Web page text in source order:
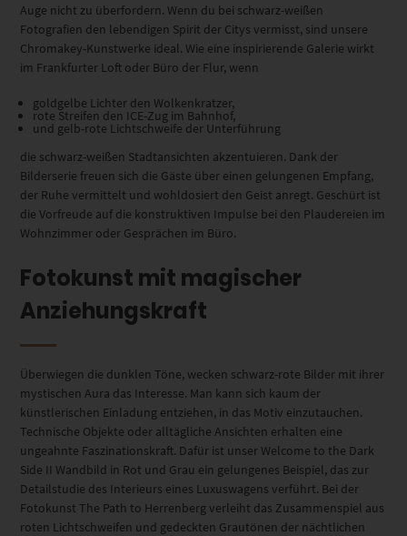
Auge nicht zu überfordern. Wenn du bei schwarz-weißen
Fotografien den lebendigen Spirit der Citys vermisst, sind unsere
Chromakey-Kunstwerke ideal. Wie eine inspirierende Galerie wirkt
im Frankfurter Loft oder Büro der Flur, wenn
goldgelbe Lichter den Wolkenkratzer,
rote Streifen den ICE-Zug im Bahnhof,
und gelb-rote Lichtschweife der Unterführung
die schwarz-weißen Stadtansichten akzentuieren. Dank der
Bilderserie freuen sich die Gäste über einen gelungenen Empfang,
der Ruhe vermittelt und wohldosiert den Geist anregt. Geschürt ist
die Vorfreude auf die konstruktiven Impulse bei den Plaudereien im
Wohnzimmer oder Gesprächen im Büro.
Fotokunst mit magischer
Anziehungskraft
Überwiegen die dunklen Töne, wecken schwarz-rote Bilder mit ihrer
mystischen Aura das Interesse. Man kann sich kaum der
künstlerischen Einladung entziehen, in das Motiv einzutauchen.
Technische Objekte oder alltägliche Ansichten erhalten eine
ungeahnte Faszinationskraft. Dafür ist unser Welcome to the Dark
Side II Wandbild in Rot und Grau ein gelungenes Beispiel, das zur
Detailstudie des Interieurs eines Luxuswagens verführt. Bei der
Fotokunst The Path to Herrenberg verleiht das Zusammenspiel aus
roten Lichtschweifen und gedeckten Grautönen der nächtlichen